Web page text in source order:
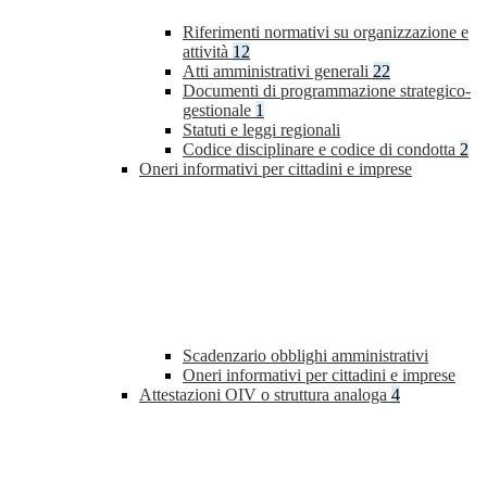
Riferimenti normativi su organizzazione e
attività 12
Atti amministrativi generali 22
Documenti di programmazione strategico-
gestionale 1
Statuti e leggi regionali
Codice disciplinare e codice di condotta 2
Oneri informativi per cittadini e imprese
Scadenzario obblighi amministrativi
Oneri informativi per cittadini e imprese
Attestazioni OIV o struttura analoga 4